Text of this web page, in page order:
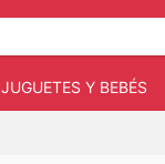
JUGUETES Y BEBÉS